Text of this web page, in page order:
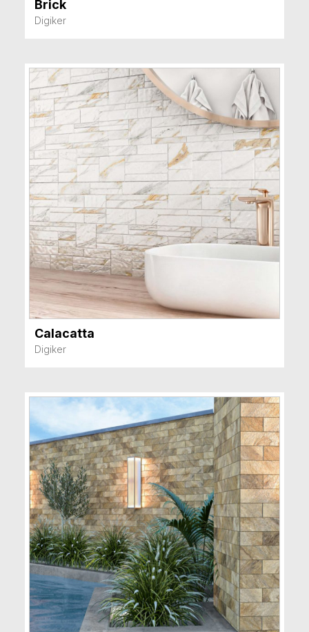
Brick
Digiker
Calacatta
Digiker